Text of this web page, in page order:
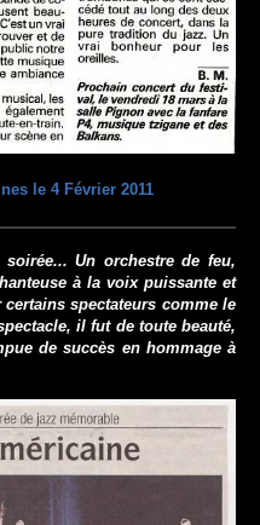
le 4 Février 2011
Un orchestre de feu,
à la voix puissante et
spectateurs comme le
il fut de toute beauté,
de succès en hommage à